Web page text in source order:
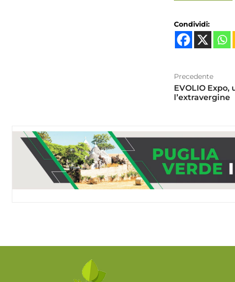
Condividi:
Precedente
EVOLIO Expo,
l’extravergine